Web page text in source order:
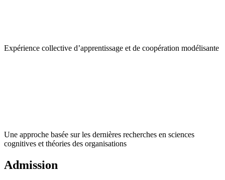
Expérience collective d’apprentissage et de coopération modélisante
Une approche basée sur les dernières recherches en sciences
cognitives et théories des organisations
Admission